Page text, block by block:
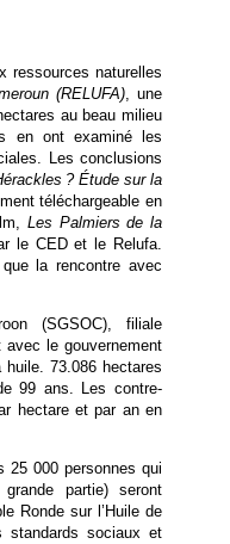
ressources naturelles
(RELUFA), une
au beau milieu
en ont examiné les
Les conclusions
? Étude sur la
téléchargeable en
Les Palmiers de la
le CED et le Relufa.
la rencontre avec
(SGSOC), filiale
le gouvernement
huile. 73.086 hectares
99 ans. Les contre-
hectare et par an en
25 000 personnes qui
partie) seront
Ronde sur l’Huile de
standards sociaux et